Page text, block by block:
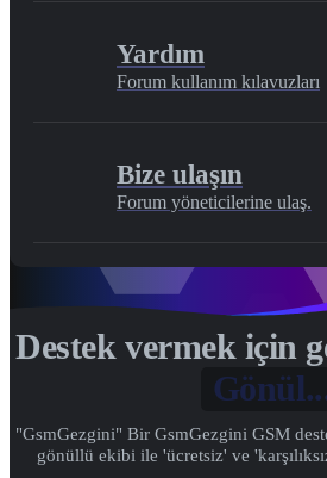
Yardım
Forum kullanım kılavuzları
Bize ulaşın
Forum yöneticilerine ulaş.
Destek vermek için
"GsmGezgini" Bir GsmGezgini GSM
gönüllü ekibi ile 'ücretsiz' ve